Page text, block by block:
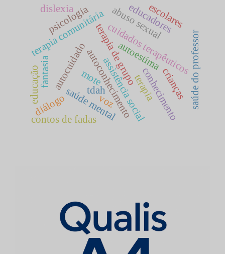
assistência social
autoestima
cuidados terapêuticos
autoconhecimento
moteterapia de grupo
terapia comunitária
autocuidado terapia
conhecimento
saúde mental
abuso sexual
saúde do professor
psicologia
contos de fadas
fantasia
educadores
voz
diálogo
educação crianças
escolares
dislexia
tdah